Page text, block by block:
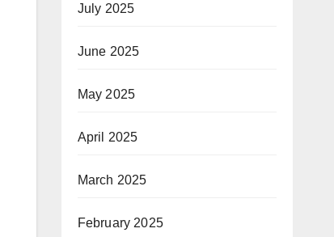
July 2025
June 2025
May 2025
April 2025
March 2025
February 2025